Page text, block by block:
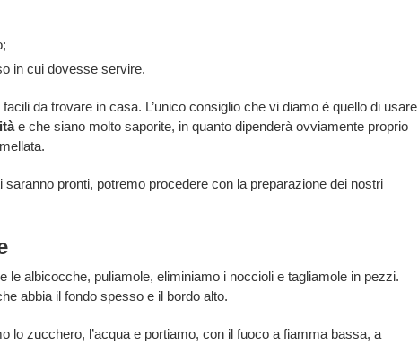
in cui dovesse servire.
da trovare in casa. L’unico consiglio che vi diamo è quello di usare
e che siano molto saporite, in quanto dipenderà ovviamente proprio
saranno pronti, potremo procedere con la preparazione dei nostri
le albicocche, puliamole, eliminiamo i noccioli e tagliamole in pezzi.
abbia il fondo spesso e il bordo alto.
lo zucchero, l’acqua e portiamo, con il fuoco a fiamma bassa, a